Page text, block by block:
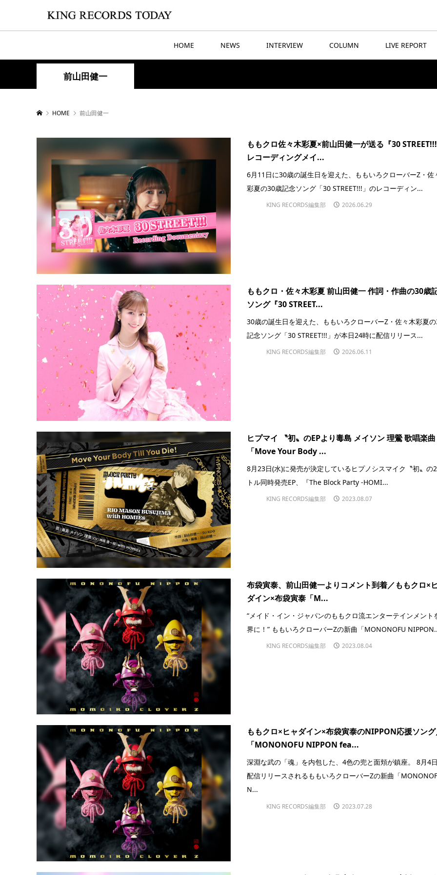
HOME NEWS INTERVIEW COLUMN LIVE REPORT
前山田健一
HOME 前山田健一
ももクロ佐々木彩夏×前山田健一が送る『30 STREET!!!
レコーディングメイ...
6月11日に30歳の誕生日を迎えた、ももいろクローバーZ・佐
彩夏の30歳記念ソング「30 STREET!!!」のレコーディン...
KING RECORDS編集部 2026.06.29
ももクロ・佐々木彩夏 前山田健一 作詞・作曲の30歳
ソング『30 STREET...
30歳の誕生日を迎えた、ももいろクローバーZ・佐々木彩夏
記念ソング「30 STREET!!!」が本日24時に配信リリース...
KING RECORDS編集部 2026.06.11
ヒプマイ 〝初〟のEPより毒島 メイソン 理鶯 歌唱楽曲
「Move Your Body ...
8月23日(水)に発売が決定しているヒプノシスマイク〝初〟の
トル同時発売EP、『The Block Party -HOMI...
KING RECORDS編集部 2023.08.07
布袋寅泰、前山田健一よりコメント到着／ももクロ×
ダイン×布袋寅泰「M...
“メイド・イン・ジャパンのももクロ流エンターテインメント
界に！” ももいろクローバーZの新曲「MONONOFU
KING RECORDS編集部 2023.08.04
ももクロ×ヒャダイン×布袋寅泰のNIPPON応援ソング
「MONONOFU NIPPON fea...
深淵な武の「魂」を内包した、4色の兜と面頬が鎮座。 8月4
配信リリースされるももいろクローバーZの新曲「
N...
KING RECORDS編集部 2023.07.28